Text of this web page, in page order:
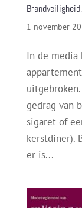
1 november
In de media
gedrag van
sigaret of
kerstdiner).
er is...